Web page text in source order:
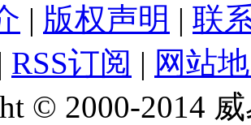
| 版权声明 | 联
| RSS订阅 | 网站
© 2000-2014